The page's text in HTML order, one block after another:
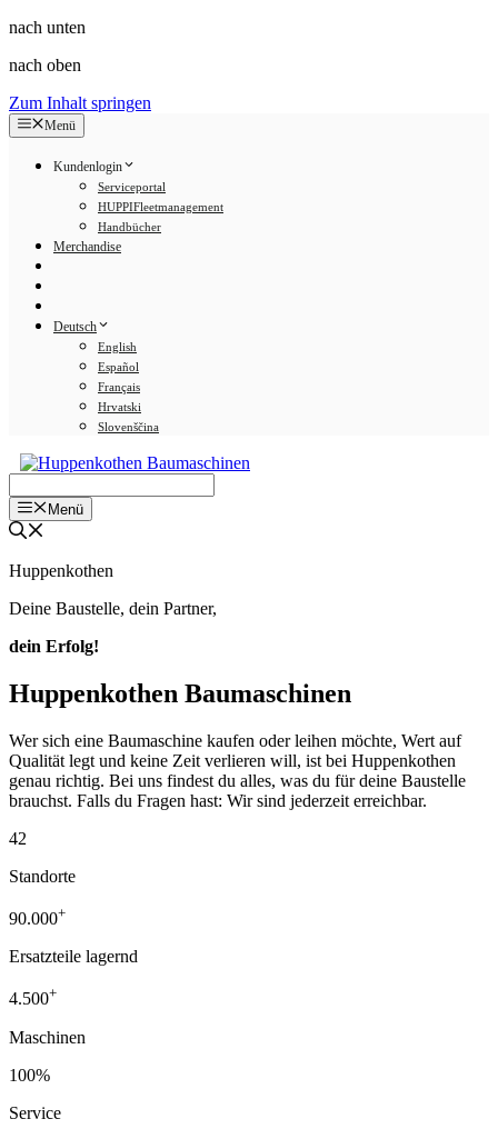
nach unten
nach oben
Zum Inhalt springen
Menü
Kundenlogin
Serviceportal
HUPPIFleetmanagement
Handbücher
Merchandise
Deutsch
English
Español
Français
Hrvatski
Slovenščina
Menü
Huppenkothen
Deine Baustelle, dein Partner,
dein Erfolg!
Huppenkothen Baumaschinen
Wer sich eine Baumaschine kaufen oder leihen möchte, Wert auf
Qualität legt und keine Zeit verlieren will, ist bei Huppenkothen
genau richtig. Bei uns findest du alles, was du für deine Baustelle
brauchst. Falls du Fragen hast: Wir sind jederzeit erreichbar.
42
Standorte
90.000+
Ersatzteile lagernd
4.500+
Maschinen
100%
Service